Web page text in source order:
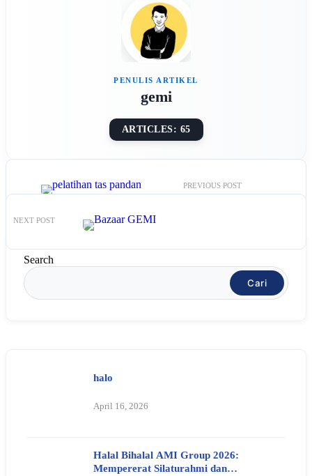
gemi
ARTICLES: 65
PREVIOUS POST
NEXT POST
Search
Cari
halo
April 16, 2026
Halal Bihalal AMI Group 2026:
Mempererat Silaturahmi dan